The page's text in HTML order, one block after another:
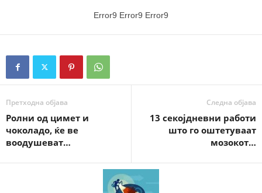
Error9 Error9 Error9
Претходна објава
Ролни од цимет и
чоколадо, ќе ве
воодушеват…
Следна објава
13 секојдневни работи
што го оштетуваат
мозокот…